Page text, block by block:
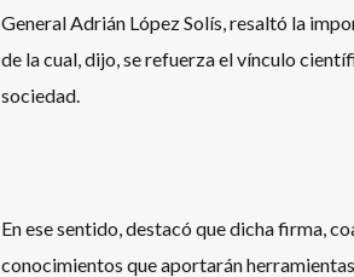
General Adrián López Solís, resaltó la
de la cual, dijo, se refuerza el vínculo
sociedad.
En ese sentido, destacó que dicha firma,
conocimientos que aportarán